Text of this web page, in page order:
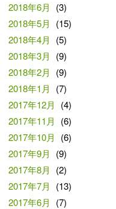
2018年6月
(3)
2018年5月
(15)
2018年4月
(5)
2018年3月
(9)
2018年2月
(9)
2018年1月
(7)
2017年12月
(4)
2017年11月
(6)
2017年10月
(6)
2017年9月
(9)
2017年8月
(2)
2017年7月
(13)
2017年6月
(7)